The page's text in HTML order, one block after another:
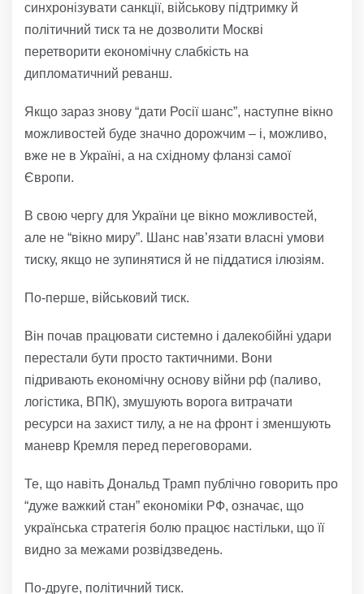
синхронізувати санкції, військову підтримку й
політичний тиск та не дозволити Москві
перетворити економічну слабкість на
дипломатичний реванш.
Якщо зараз знову “дати Росії шанс”, наступне вікно
можливостей буде значно дорожчим – і, можливо,
вже не в Україні, а на східному фланзі самої
Європи.
В свою чергу для України це вікно можливостей,
але не “вікно миру”. Шанс нав’язати власні умови
тиску, якщо не зупинятися й не піддатися ілюзіям.
По-перше, військовий тиск.
Він почав працювати системно і далекобійні удари
перестали бути просто тактичними. Вони
підривають економічну основу війни рф (паливо,
логістика, ВПК), змушують ворога витрачати
ресурси на захист тилу, а не на фронт і зменшують
маневр Кремля перед переговорами.
Те, що навіть Дональд Трамп публічно говорить про
“дуже важкий стан” економіки РФ, означає, що
українська стратегія болю працює настільки, що її
видно за межами розвідзведень.
По-друге, політичний тиск.